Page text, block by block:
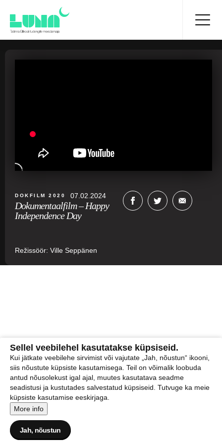
DOKFILM 2020 07.02.2024
Dokumentaalfilm – Happy
Independence Day
Režissöör: Ville Seppänen
Sellel veebilehel kasutatakse küpsiseid.
Kui jätkate veebilehe sirvimist või vajutate „Jah, nõustun“ ikooni,
siis nõustute küpsiste kasutamisega. Teil on võimalik loobuda
antud nõusolekust igal ajal, muutes kasutatava seadme
seadistusi ja kustutades salvestatud küpsiseid. Tutvuge ka meie
küpsiste kasutamise eeskirjaga.
More info
Jah, nõustun